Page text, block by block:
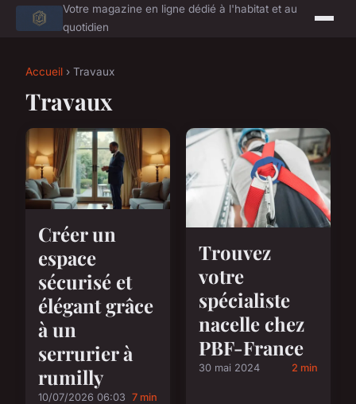
Votre magazine en ligne dédié à l'habitat et au
quotidien
Accueil › Travaux
Travaux
Créer un
espace
sécurisé et
élégant grâce
à un
serrurier à
rumilly
10/07/2026 06:03 7 min
Trouvez
votre
spécialiste
nacelle chez
PBF-France
30 mai 2024 2 min